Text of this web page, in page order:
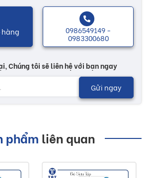
hàng 0986549149 -
0983300680
Chúng tôi sẽ liên hệ với bạn ngay
Gửi ngay
phẩm liên quan